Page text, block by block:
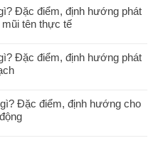
Đặc điểm, định hướng phát
tên thực tế
Đặc điểm, định hướng phát
Đặc điểm, định hướng cho